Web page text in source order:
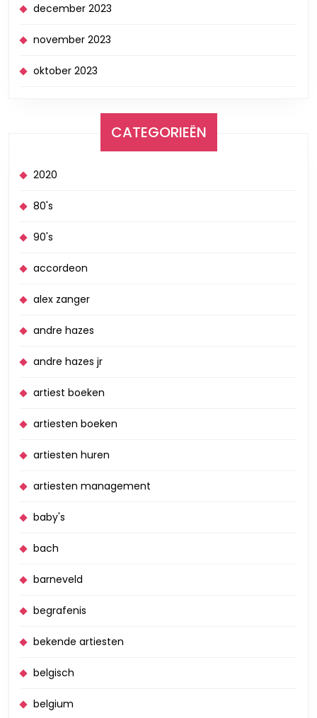
december 2023
november 2023
oktober 2023
CATEGORIEËN
2020
80's
90's
accordeon
alex zanger
andre hazes
andre hazes jr
artiest boeken
artiesten boeken
artiesten huren
artiesten management
baby's
bach
barneveld
begrafenis
bekende artiesten
belgisch
belgium